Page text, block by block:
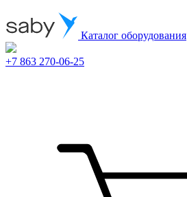
Каталог оборудования
+7 863 270-06-25